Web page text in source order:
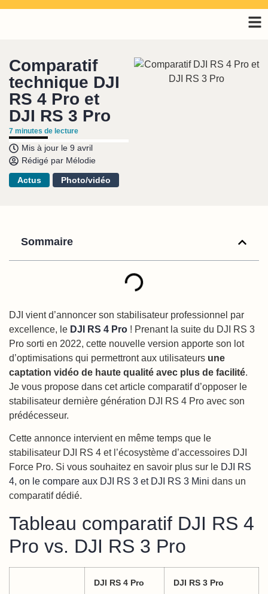
Comparatif
technique DJI
RS 4 Pro et
DJI RS 3 Pro
7 minutes de lecture
Mis à jour le 9 avril
Rédigé par Mélodie
Actus Photo/vidéo
Sommaire
DJI vient d’annoncer son stabilisateur professionnel par
excellence, le DJI RS 4 Pro ! Prenant la suite du DJI RS 3
Pro sorti en 2022, cette nouvelle version apporte son lot
d’optimisations qui permettront aux utilisateurs une
captation vidéo de haute qualité avec plus de facilité.
Je vous propose dans cet article comparatif d’opposer le
stabilisateur dernière génération DJI RS 4 Pro avec son
prédécesseur.
Cette annonce intervient en même temps que le
stabilisateur DJI RS 4 et l’écosystème d’accessoires DJI
Force Pro. Si vous souhaitez en savoir plus sur le DJI RS
4, on le compare aux DJI RS 3 et DJI RS 3 Mini dans un
comparatif dédié.
Tableau comparatif DJI RS 4
Pro vs. DJI RS 3 Pro
DJI RS 4 Pro DJI RS 3 Pro